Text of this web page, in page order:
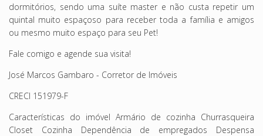
dormitórios, sendo uma suíte master e não custa repetir um
quintal muito espaçoso para receber toda a família e amigos
ou mesmo muito espaço para seu Pet!
Fale comigo e agende sua visita!
José Marcos Gambaro - Corretor de Imóveis
CRECI 151979-F
Características do imóvel Armário de cozinha Churrasqueira
Closet Cozinha Dependência de empregados Despensa